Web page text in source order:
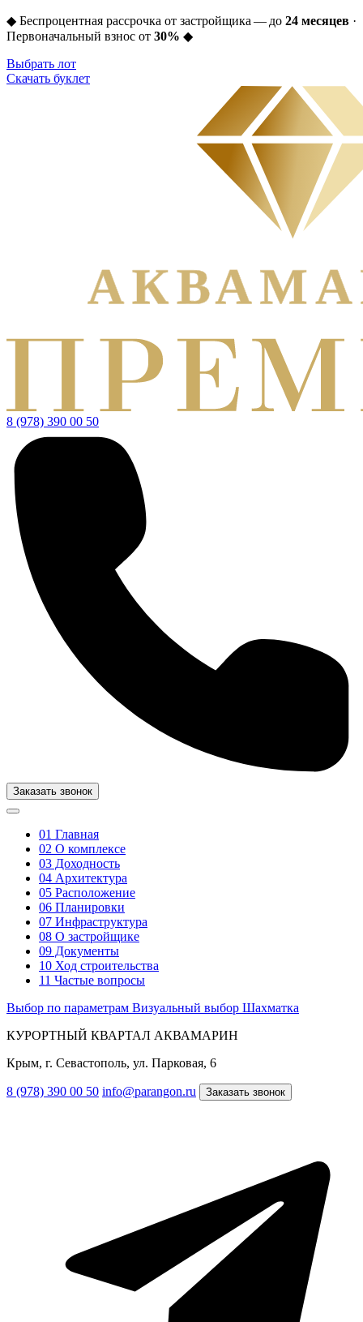
◆ Беспроцентная рассрочка от застройщика — до 24 месяцев ·
Первоначальный взнос от 30% ◆
Выбрать лот
Скачать буклет
8 (978) 390 00 50
Заказать звонок
01 Главная
02 О комплексе
03 Доходность
04 Архитектура
05 Расположение
06 Планировки
07 Инфраструктура
08 О застройщике
09 Документы
10 Ход строительства
11 Частые вопросы
Выбор по параметрам Визуальный выбор Шахматка
КУРОРТНЫЙ КВАРТАЛ АКВАМАРИН
Крым, г. Севастополь, ул. Парковая, 6
8 (978) 390 00 50 info@parangon.ru Заказать звонок